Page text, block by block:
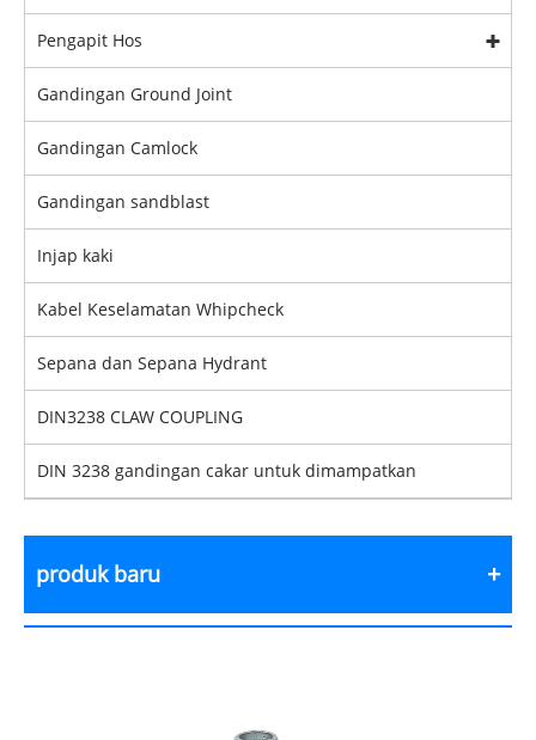
Pengapit Hos
Gandingan Ground Joint
Gandingan Camlock
Gandingan sandblast
Injap kaki
Kabel Keselamatan Whipcheck
Sepana dan Sepana Hydrant
DIN3238 CLAW COUPLING
DIN 3238 gandingan cakar untuk dimampatkan
produk baru